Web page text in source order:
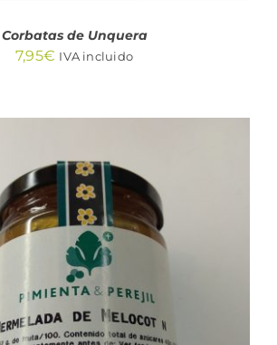
Corbatas de Unquera
7,95€ IVA incluido
AÑADIR AL CARRITO
/